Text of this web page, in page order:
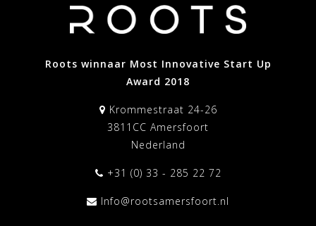
Roots winnaar Most Innovative Start Up
Award 2018
Krommestraat 24-26
3811CC Amersfoort
Nederland
+31 (0) 33 - 285 22 72
Info@rootsamersfoort.nl